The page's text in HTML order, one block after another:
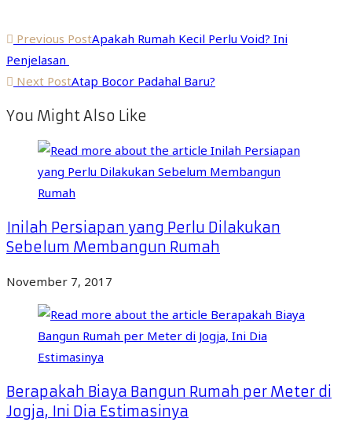
Previous PostApakah Rumah Kecil Perlu Void? Ini
Penjelasan
Next PostAtap Bocor Padahal Baru?
You Might Also Like
Inilah Persiapan yang Perlu Dilakukan
Sebelum Membangun Rumah
November 7, 2017
Berapakah Biaya Bangun Rumah per Meter di
Jogja, Ini Dia Estimasinya